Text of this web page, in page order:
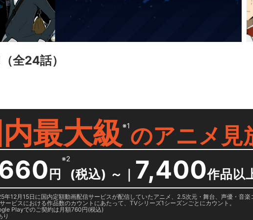
（全24話）
最大級 ※1のアニメ見
円
※2
(税込) ～ ｜ 7,400作品以
年12月15日に国内定額動画配信サービスが配信していたアニメ、2.5次元・舞台、声優・音
ービスにおける作品数のカウントにあたって、TVシリーズ1シーズンごとにカウント。
Playでのご契約は月額760円(税込)
り